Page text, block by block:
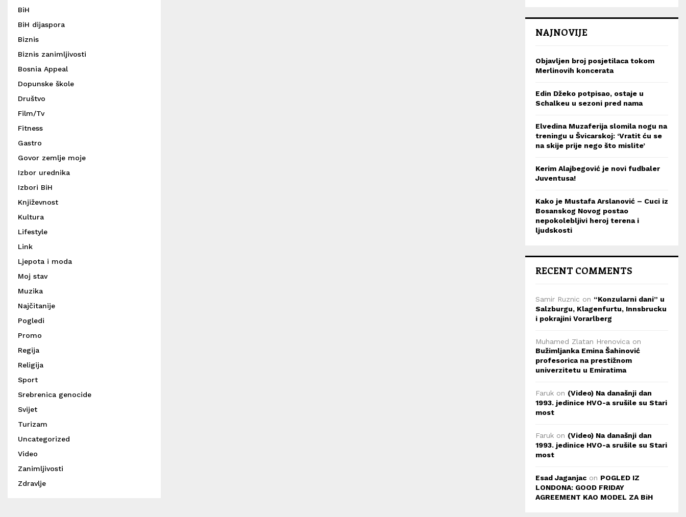
BiH
BiH dijaspora
Biznis
Biznis zanimljivosti
Bosnia Appeal
Dopunske škole
Društvo
Film/Tv
Fitness
Gastro
Govor zemlje moje
Izbor urednika
Izbori BiH
Književnost
Kultura
Lifestyle
Link
Ljepota i moda
Moj stav
Muzika
Najčitanije
Pogledi
Promo
Regija
Religija
Sport
Srebrenica genocide
Svijet
Turizam
Uncategorized
Video
Zanimljivosti
Zdravlje
NAJNOVIJE
Objavljen broj posjetilaca tokom
Merlinovih koncerata
Edin Džeko potpisao, ostaje u
Schalkeu u sezoni pred nama
Elvedina Muzaferija slomila nogu na
treningu u Švicarskoj: ‘Vratit ću se
na skije prije nego što mislite’
Kerim Alajbegović je novi fudbaler
Juventusa!
Kako je Mustafa Arslanović – Cuci iz
Bosanskog Novog postao
nepokolebljivi heroj terena i
ljudskosti
RECENT COMMENTS
Samir Ruznic on “Konzularni dani” u
Salzburgu, Klagenfurtu, Innsbrucku
i pokrajini Vorarlberg
Muhamed Zlatan Hrenovica on
Bužimljanka Emina Šahinović
profesorica na prestižnom
univerzitetu u Emiratima
Faruk on (Video) Na današnji dan
1993. jedinice HVO-a srušile su Stari
most
Faruk on (Video) Na današnji dan
1993. jedinice HVO-a srušile su Stari
most
Esad Jaganjac on POGLED IZ
LONDONA: GOOD FRIDAY
AGREEMENT KAO MODEL ZA BiH